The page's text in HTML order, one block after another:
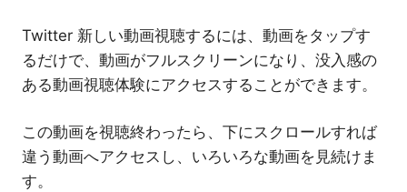
Twitter 新しい動画視聴するには、動画をタップす
るだけで、動画がフルスクリーンになり、没入感の
ある動画視聴体験にアクセスすることができます。
この動画を視聴終わったら、下にスクロールすれば
違う動画へアクセスし、いろいろな動画を見続けま
す。